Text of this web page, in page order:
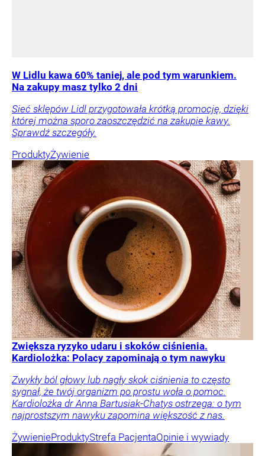
W Lidlu kawa 60% taniej, ale pod tym warunkiem.
Na zakupy masz tylko 2 dni
Sieć sklepów Lidl przygotowała krótką promocję, dzięki
której można sporo zaoszczędzić na zakupie kawy.
Sprawdź szczegóły.
ProduktyŻywienie
Zwiększa ryzyko udaru i skoków ciśnienia.
Kardiolożka: Polacy zapominają o tym nawyku
Zwykły ból głowy lub nagły skok ciśnienia to często
sygnał, że twój organizm po prostu woła o pomoc.
Kardiolożka dr Anna Bartusiak-Chatys ostrzega: o tym
najprostszym nawyku zapomina większość z nas.
ŻywienieProduktyStrefa PacjentaOpinie i wywiady